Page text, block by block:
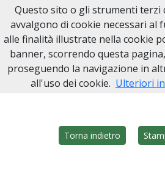
Onoranze Funebri Sarmino
Home Italia NA
San
Giovannina
Torna indietro
Questo sito o gli strumenti terzi
avvalgono di cookie necessari al
alle finalità illustrate nella cookie
banner, scorrendo questa
proseguendo la navigazione in
all'uso dei cookie. Ulteriori